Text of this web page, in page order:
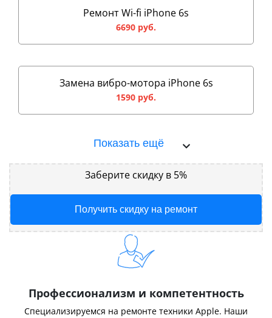
Ремонт Wi-fi iPhone 6s
6690 руб.
Замена вибро-мотора iPhone 6s
1590 руб.
Показать ещё
Заберите скидку в 5%
Получить скидку на ремонт
Профессионализм и компетентность
Специализируемся на ремонте техники Apple. Наши